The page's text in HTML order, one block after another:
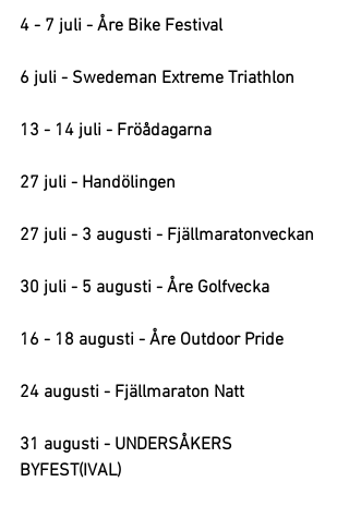
4 - 7 juli - Åre Bike Festival
6 juli - Swedeman Extreme Triathlon
13 - 14 juli - Fröådagarna
27 juli - Handölingen
27 juli - 3 augusti - Fjällmaratonveckan
30 juli - 5 augusti - Åre Golfvecka
16 - 18 augusti - Åre Outdoor Pride
24 augusti - Fjällmaraton Natt
31 augusti - UNDERSÅKERS
BYFEST(IVAL)